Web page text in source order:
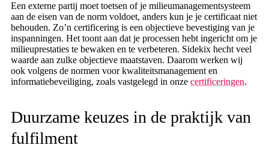
Een externe partij moet toetsen of je milieumanagementsysteem
aan de eisen van de norm voldoet, anders kun je je certificaat niet
behouden. Zo’n certificering is een objectieve bevestiging van je
inspanningen. Het toont aan dat je processen hebt ingericht om je
milieuprestaties te bewaken en te verbeteren. Sidekix hecht veel
waarde aan zulke objectieve maatstaven. Daarom werken wij
ook volgens de normen voor kwaliteitsmanagement en
informatiebeveiliging, zoals vastgelegd in onze certificeringen.
Duurzame keuzes in de praktijk van
fulfilment